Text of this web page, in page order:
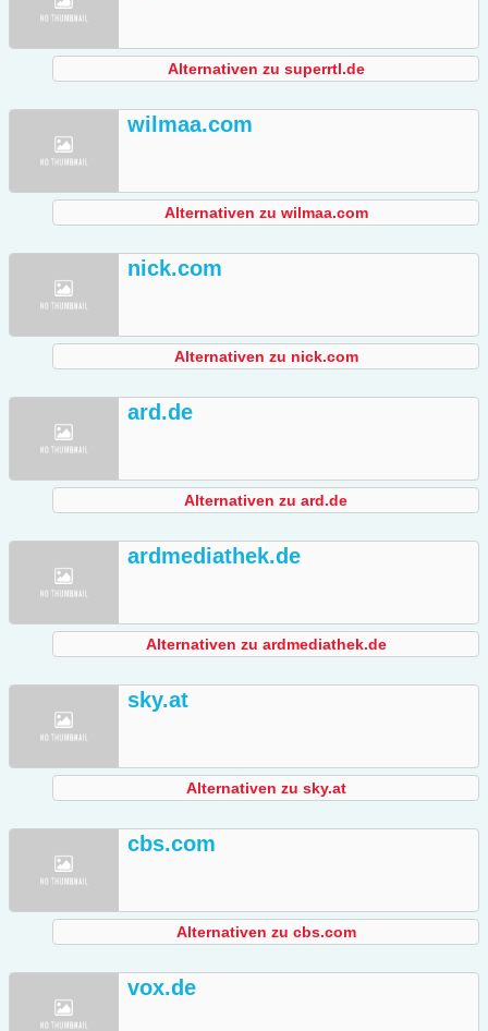
Alternativen zu superrtl.de
wilmaa.com
Alternativen zu wilmaa.com
nick.com
Alternativen zu nick.com
ard.de
Alternativen zu ard.de
ardmediathek.de
Alternativen zu ardmediathek.de
sky.at
Alternativen zu sky.at
cbs.com
Alternativen zu cbs.com
vox.de